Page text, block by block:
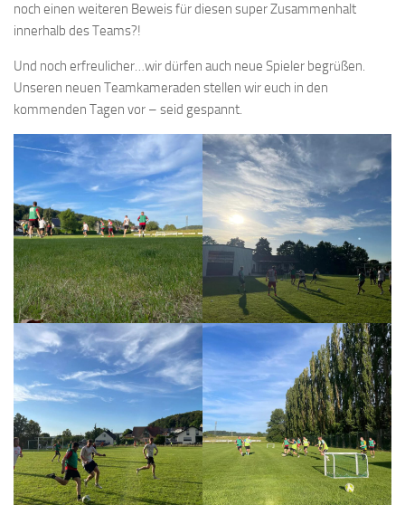
noch einen weiteren Beweis für diesen super Zusammenhalt
innerhalb des Teams?!
Und noch erfreulicher…wir dürfen auch neue Spieler begrüßen.
Unseren neuen Teamkameraden stellen wir euch in den
kommenden Tagen vor – seid gespannt.